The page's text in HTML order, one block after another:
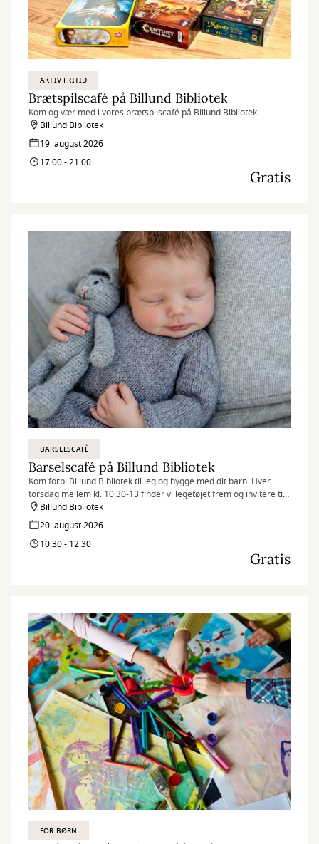
AKTIV FRITID
Brætspilscafé på Billund Bibliotek
Kom og vær med i vores brætspilscafé på Billund Bibliotek.
Billund Bibliotek
19. august 2026
17:00 - 21:00
Gratis
BARSELSCAFÈ
Barselscafé på Billund Bibliotek
Kom forbi Billund Bibliotek til leg og hygge med dit barn. Hver
torsdag mellem kl. 10.30-13 finder vi legetøjet frem og invitere til
Barselscafé.
Billund Bibliotek
20. august 2026
10:30 - 12:30
Gratis
FOR BØRN